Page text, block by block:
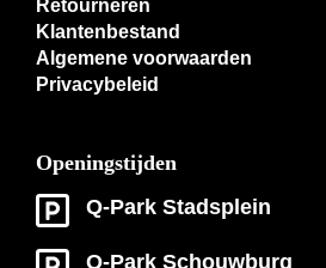
Retourneren
Klantenbestand
Algemene voorwaarden
Privacybeleid
Openingstijden
Q-Park Stadsplein
Q-Park Schouwburg